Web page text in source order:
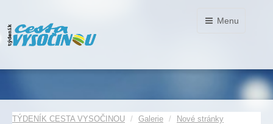
Menu
TÝDENÍK CESTA VYSOČINOU Galerie
Nové stránky